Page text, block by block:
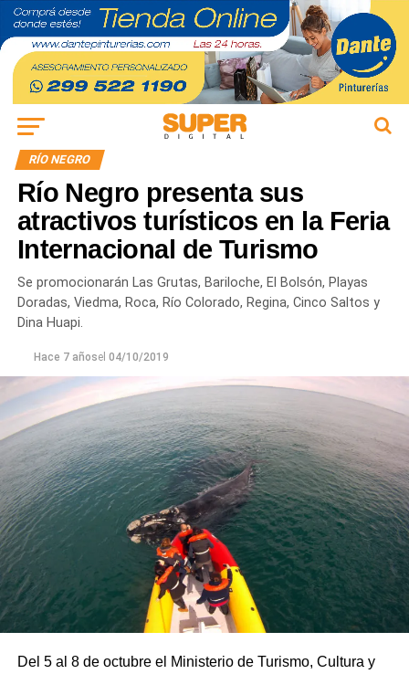
RÍO NEGRO
Río Negro presenta sus
atractivos turísticos en la Feria
Internacional de Turismo
Se promocionarán Las Grutas, Bariloche, El Bolsón, Playas
Doradas, Viedma, Roca, Río Colorado, Regina, Cinco Saltos y
Dina Huapi.
Hace 7 añosel 04/10/2019
Del 5 al 8 de octubre el Ministerio de Turismo, Cultura y